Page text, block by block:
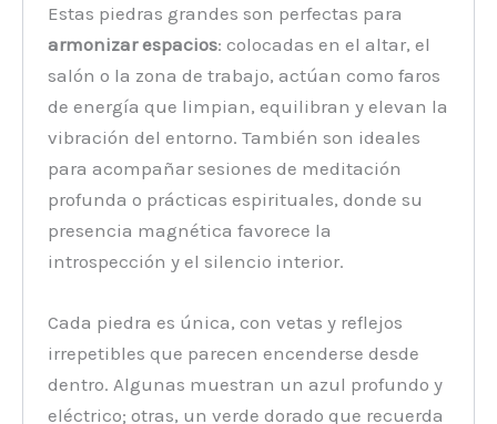
Estas piedras grandes son perfectas para
armonizar espacios: colocadas en el altar, el
salón o la zona de trabajo, actúan como faros
de energía que limpian, equilibran y elevan la
vibración del entorno. También son ideales
para acompañar sesiones de meditación
profunda o prácticas espirituales, donde su
presencia magnética favorece la
introspección y el silencio interior.
Cada piedra es única, con vetas y reflejos
irrepetibles que parecen encenderse desde
dentro. Algunas muestran un azul profundo y
eléctrico; otras, un verde dorado que recuerda